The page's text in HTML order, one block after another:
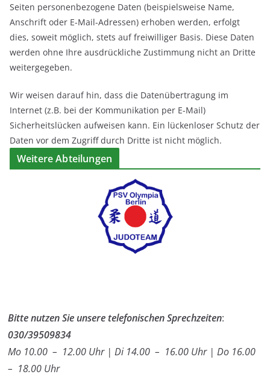
Seiten personenbezogene Daten (beispielsweise Name,
Anschrift oder E-Mail-Adressen) erhoben werden, erfolgt
dies, soweit möglich, stets auf freiwilliger Basis. Diese Daten
werden ohne Ihre ausdrückliche Zustimmung nicht an Dritte
weitergegeben.
Wir weisen darauf hin, dass die Datenübertragung im
Internet (z.B. bei der Kommunikation per E-Mail)
Sicherheitslücken aufweisen kann. Ein lückenloser Schutz der
Daten vor dem Zugriff durch Dritte ist nicht möglich.
Weitere Abteilungen
Bitte nutzen Sie unsere telefonischen Sprechzeiten:
030/39509834
Mo 10.00 – 12.00 Uhr | Di 14.00 – 16.00 Uhr | Do 16.00
– 18.00 Uhr